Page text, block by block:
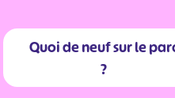
Quoi de neuf sur le
?